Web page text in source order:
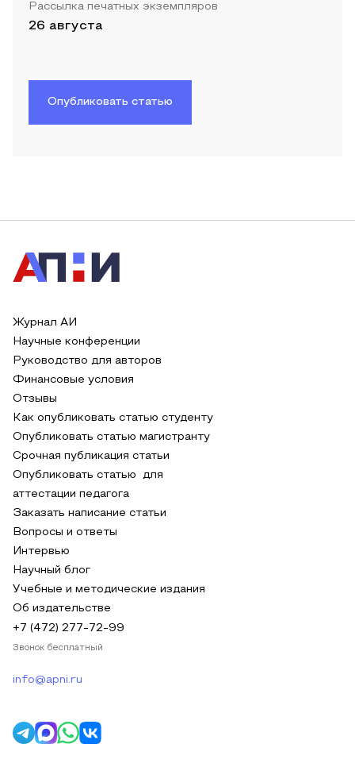
Рассылка печатных экземпляров
26 августа
Опубликовать статью
Журнал АИ
Научные конференции
Руководство для авторов
Финансовые условия
Отзывы
Как опубликовать статью студенту
Опубликовать статью магистранту
Срочная публикация статьи
Опубликовать статью для
аттестации педагога
Заказать написание статьи
Вопросы и ответы
Интервью
Научный блог
Учебные и методические издания
Об издательстве
+7 (472) 277-72-99
Звонок бесплатный
info@apni.ru